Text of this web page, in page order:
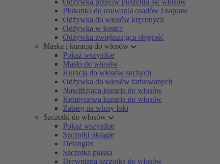
Odżywka przeciw puszeniu się włosów
Płukanka do usuwania osadów i napraw
Odżywka do włosów kręconych
Odżywka w kostce
Odżywka zwiększająca objętość
Maska i kuracja do włosów
Pokaż wszystkie
Masło do włosów
Kuracja do włosów suchych
Odżywka do włosów farbowanych
Nawilżająca kuracja do włosów
Keratynowa kuracja do włosów
Zabieg na włosy loki
Szczotki do włosów
Pokaż wszystkie
Szczotki okrągłe
Detangler
Szczotka płaska
Drewniana szczotka do włosów